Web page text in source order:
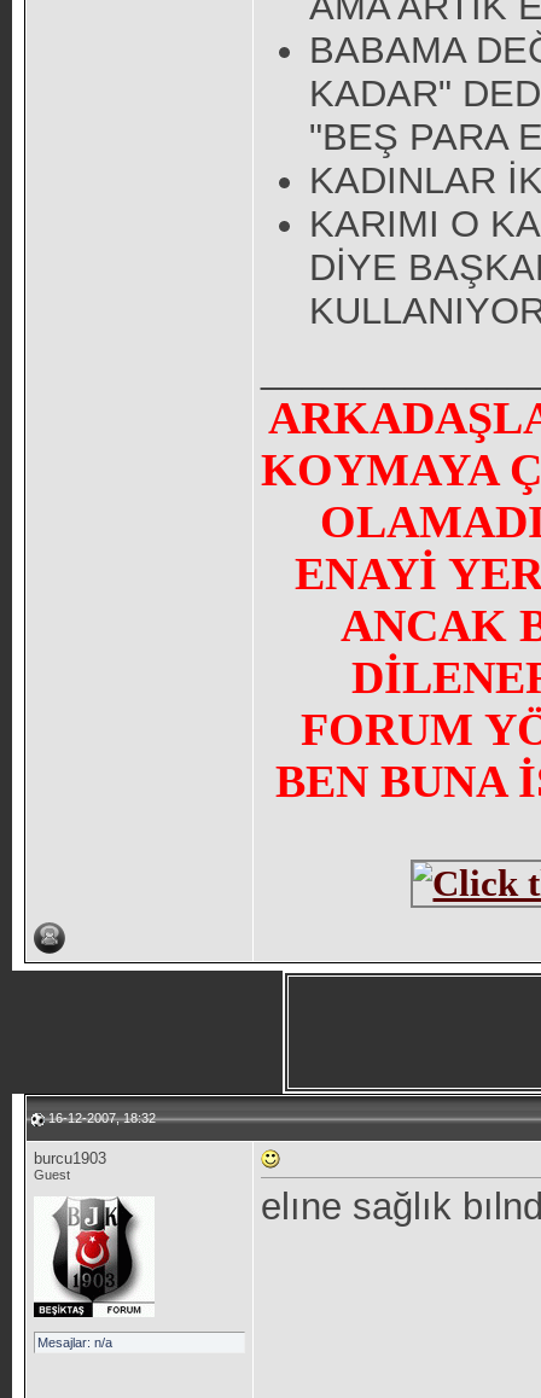
BABAMA
KADAR"
"BEŞ PARA
KADINLAR
KARIMI O
DİYE
KOYMAYA
ENAYİ
ANCAK
FORUM
BEN BUNA
16-12-2007, 18:32
burcu1903
Guest
Mesajlar: n/a
elıne sağlık